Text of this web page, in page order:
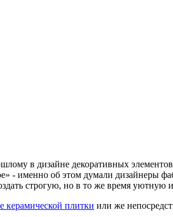
в дизайне декоративных
- именно об этом думали дизайнеры
строгую, но в то же время уютную
керамической плитки или же